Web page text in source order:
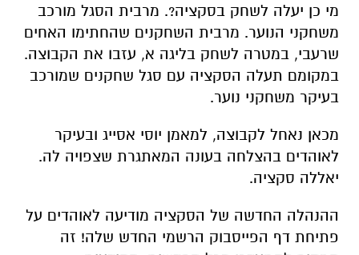
מי כן יעלה לשחק בסקציה?. מרבית הסגל מורכב
משחקני הנוער. מרבית השחקנים שהחתימו האחים
שרעבי, במטרה לשחק בליגה א, עזבו את הקבוצה.
במקומם תעלה הסקציה עם סגל שחקנים שמורכב
בעיקר משחקני נוער.
מכאן נאחל לקבוצה, למאמן יוסי אסייג ובעיקר
לאוהדים בהצלחה בעונה המאתגרת שצפויה לה.
יאללה סקציה.
ההנהלה החדשה של הסקציה מודיעה לאוהדים על
פתיחת דף הפייסבוק הרשמי החדש שלה! זה